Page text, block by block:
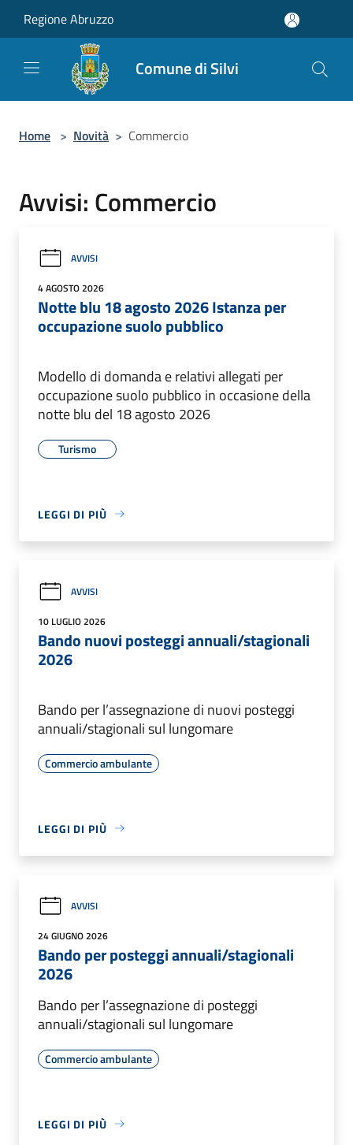
Regione Abruzzo
Comune di Silvi
Home > Novità > Commercio
Avvisi: Commercio
AVVISI
4 AGOSTO 2026
Notte blu 18 agosto 2026 Istanza per
occupazione suolo pubblico
Modello di domanda e relativi allegati per
occupazione suolo pubblico in occasione della
notte blu del 18 agosto 2026
Turismo
LEGGI DI PIÙ
AVVISI
10 LUGLIO 2026
Bando nuovi posteggi annuali/stagionali
2026
Bando per l’assegnazione di nuovi posteggi
annuali/stagionali sul lungomare
Commercio ambulante
LEGGI DI PIÙ
AVVISI
24 GIUGNO 2026
Bando per posteggi annuali/stagionali
2026
Bando per l’assegnazione di posteggi
annuali/stagionali sul lungomare
Commercio ambulante
LEGGI DI PIÙ